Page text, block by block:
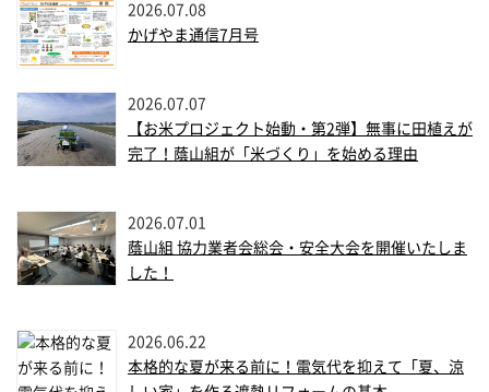
2026.07.08
かげやま通信7月号
2026.07.07
【お米プロジェクト始動・第2弾】無事に田植えが
完了！蔭山組が「米づくり」を始める理由
2026.07.01
蔭山組 協力業者会総会・安全大会を開催いたしま
した！
2026.06.22
本格的な夏が来る前に！電気代を抑えて「夏、涼